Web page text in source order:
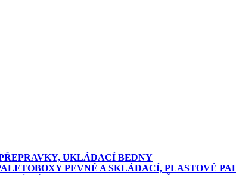
UKLÁDACÍ BEDNY
PEVNÉ A SKLÁDACÍ, PLASTOVÉ